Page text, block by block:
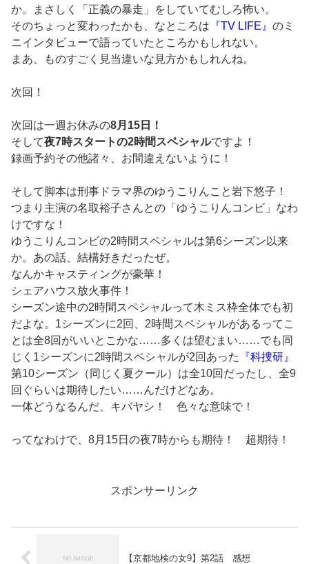
か。まさしく「正義の暴走」をしていてむしろ怖い。
そのちょっと変わったかも、なところは 『TV LIFE』 のミ
ニインタビューで語っていたところかもしれない。
まあ、ものすごく見当違いな見方かもしれんね。
次回！
次回は一週お休みの8月15日！
そして夜7時スタートの2時間スペシャルですよ！
録画予約その他諸々、お間違えないように！
そして脚本は刑事ドラマ界のゆうこりんこと岩下悠子！
つまり主演の名取裕子さんとの「ゆうこりんコンビ」なわ
けですな！
ゆうこりんコンビの2時間スペシャルは第6シーズン以来
か。あの話、結構好きだったぜ。
なんかキャスティングが豪華！
シェアハウス放火事件！
シーズン途中の2時間スペシャルって木ミス枠全体でも初
だよな。1シーズンに2回、2時間スペシャルがあるってこ
とは全8回がいいとこかな……多くは望むまい……でも同
じく1シーズンに2時間スペシャルが2回あった
『科捜研』
第10シーズン（同じく夏クール）は全10回だったし、全9
回ぐらいは期待したい……んだけどなあ。
一体どうなるんだ、キバヤシ！ 色々な意味で！
ってなわけで、8月15日の夜7時からも期待！ 超期待！
スポンサーリンク
【京都地検の女9】第2話 感想